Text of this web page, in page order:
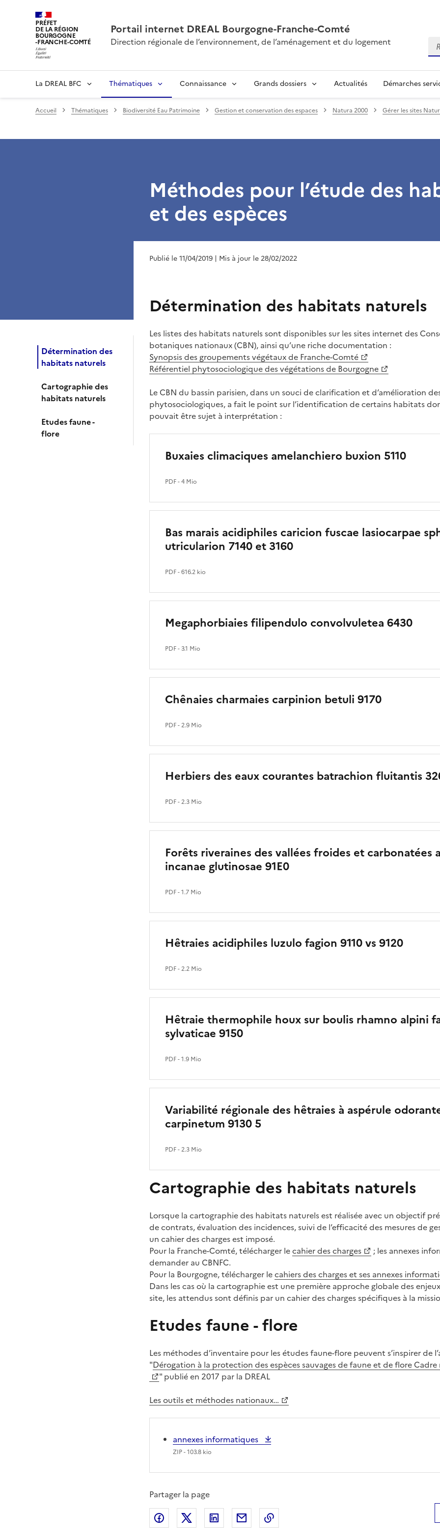
PRÉFET
DE LA RÉGION
BOURGOGNE
-FRANCHE-COMTÉ
Portail internet DREAL Bourgogne-Franche-Comté
Direction régionale de l’environnement, de l’aménagement et du logement
La DREAL BFC Thématiques Connaissance Grands dossiers Actualités Démarches
Accueil Thématiques Biodiversité Eau Patrimoine Gestion et conservation des espaces Natura 2000 Gérer les sites
Détermination des
habitats naturels
Cartographie des
habitats naturels
Etudes faune -
flore
Méthodes pour l’étude des
et des espèces
Publié le 11/04/2019 | Mis à jour le 28/02/2022
Détermination des habitats naturels
Les listes des habitats naturels sont disponibles sur les sites internet des
botaniques nationaux (CBN), ainsi qu’une riche documentation :
Synopsis des groupements végétaux de Franche-Comté
Référentiel phytosociologique des végétations de Bourgogne
Le CBN du bassin parisien, dans un souci de clarification et d’amélioration
phytosociologiques, a fait le point sur l’identification de certains habitats
pouvait être sujet à interprétation :
Buxaies climaciques amelanchiero buxion 5110
PDF- 4 Mio
Bas marais acidiphiles caricion fuscae lasiocarpae
utricularion 7140 et 3160
PDF- 616.2 kio
Megaphorbiaies filipendulo convolvuletea 6430
PDF- 3.1 Mio
Chênaies charmaies carpinion betuli 9170
PDF- 2.9 Mio
Herbiers des eaux courantes batrachion fluitantis
PDF- 2.3 Mio
Forêts riveraines des vallées froides et carbonatées
incanae glutinosae 91E0
PDF- 1.7 Mio
Hêtraies acidiphiles luzulo fagion 9110 vs 9120
PDF- 2.2 Mio
Hêtraie thermophile houx sur boulis rhamno alpini
sylvaticae 9150
PDF- 1.9 Mio
Variabilité régionale des hêtraies à aspérule
carpinetum 9130 5
PDF- 2.3 Mio
Cartographie des habitats naturels
Lorsque la cartographie des habitats naturels est réalisée avec un objectif
de contrats, évaluation des incidences, suivi de l’efficacité des mesures de
un cahier des charges est imposé.
Pour la Franche-Comté, télécharger lecahier des charges
; les annexes
demander au CBNFC.
Pour la Bourgogne, télécharger lecahiers des charges et ses annexes
Dans les cas où la cartographie est une première approche globale des enjeux
site, les attendus sont définis par un cahier des charges spécifiques à la
Etudes faune - flore
Les méthodes d’inventaire pour les études faune-flore peuvent s’inspirer de
"Dérogation à la protection des espèces sauvages de faune et de flore
" publié en 2017 par la DREAL
Les outils et méthodes nationaux…
annexes informatiques
ZIP- 103.8 kio
Partager la page
Partager sur Facebook
Partager sur XPartager sur LinkedIn
Partager par emailCopier le lien de la page dans le presse-